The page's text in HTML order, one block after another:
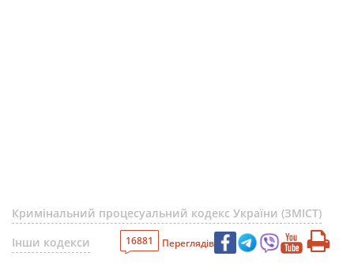
Кримінальний процесуальний кодекс України (ЗМІСТ)
Інши кодекси
16881 Переглядів